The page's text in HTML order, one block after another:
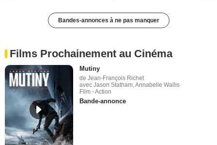
Bandes-annonces à ne pas manquer
Films Prochainement au Cinéma
Mutiny
de Jean-François Richet
avec Jason Statham, Annabelle Wallis
Film - Action
Bande-annonce